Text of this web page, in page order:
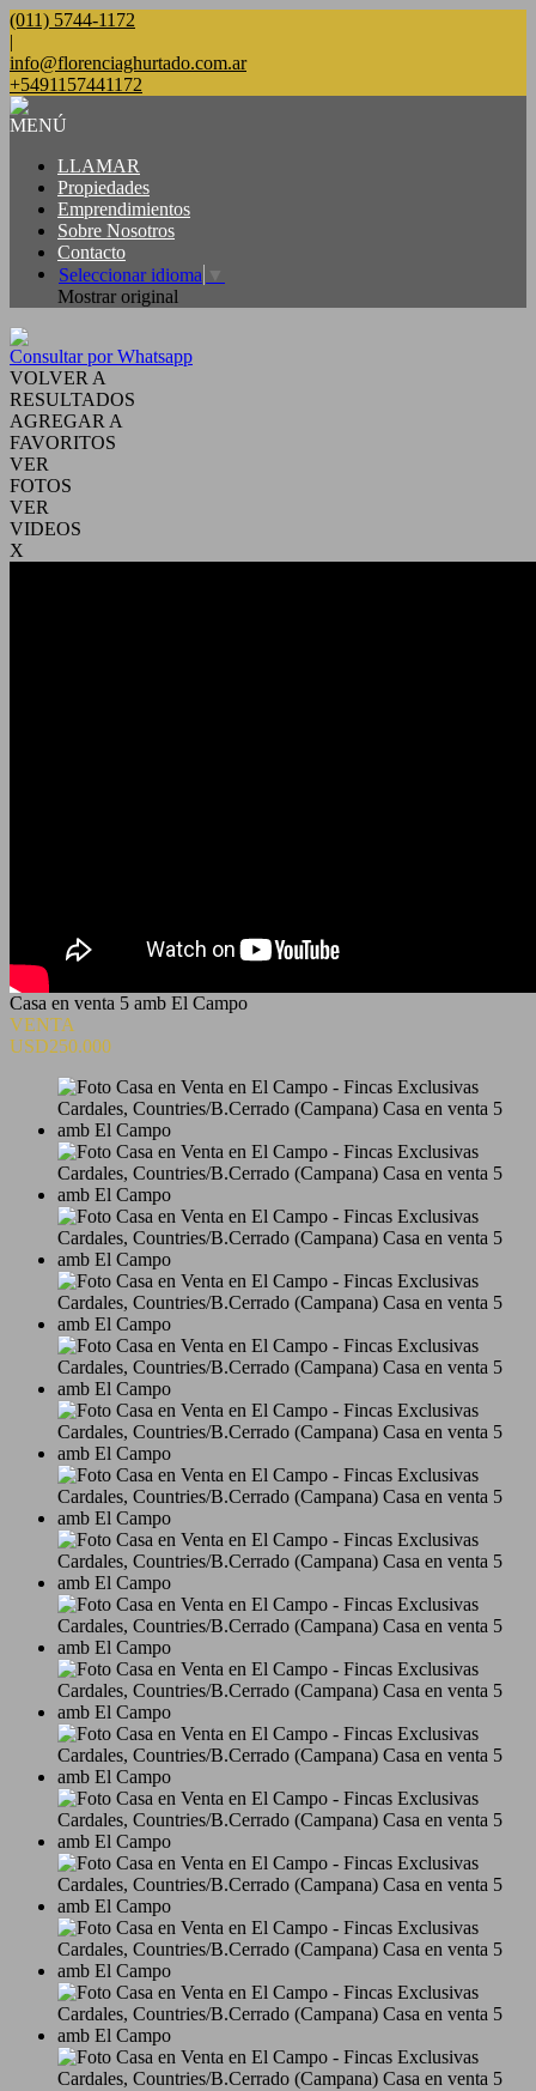
(011) 5744-1172
|
info@florenciaghurtado.com.ar
+5491157441172
MENÚ
LLAMAR
Propiedades
Emprendimientos
Sobre Nosotros
Contacto
Seleccionar idioma
Mostrar original
Consultar por Whatsapp
VOLVER A
RESULTADOS
AGREGAR A
FAVORITOS
VER
FOTOS
VER
VIDEOS
X
Casa en venta 5 amb El Campo
VENTA
USD250.000